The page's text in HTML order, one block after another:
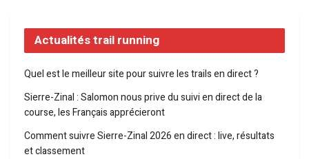
Actualités trail running
Quel est le meilleur site pour suivre les trails en direct ?
Sierre-Zinal : Salomon nous prive du suivi en direct de la
course, les Français apprécieront
Comment suivre Sierre-Zinal 2026 en direct : live, résultats
et classement